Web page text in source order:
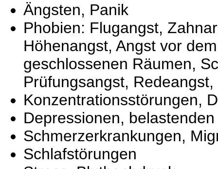
Ängsten, Panik
Phobien: Flugangst,
Höhenangst, Angst vor
geschlossenen Räumen,
Prüfungsangst,
Konzentrationsstörungen,
Depressionen,
Schmerzerkrankungen,
Schlafstörungen